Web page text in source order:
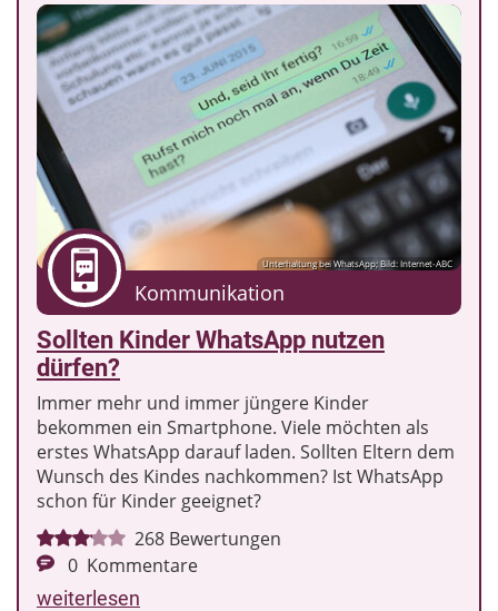
Unterhaltung bei WhatsApp; Bild: Internet-ABC
Kommunikation
Sollten Kinder WhatsApp nutzen
dürfen?
Immer mehr und immer jüngere Kinder
bekommen ein Smartphone. Viele möchten als
erstes WhatsApp darauf laden. Sollten Eltern dem
Wunsch des Kindes nachkommen? Ist WhatsApp
schon für Kinder geeignet?
268 Bewertungen
0 Kommentare
weiterlesen